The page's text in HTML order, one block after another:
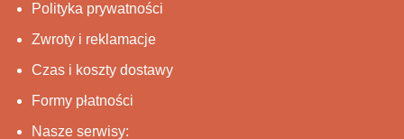
Polityka prywatności
Zwroty i reklamacje
Czas i koszty dostawy
Formy płatności
Nasze serwisy: